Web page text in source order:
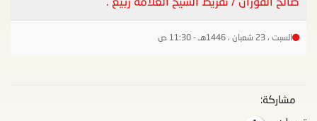
صالح الفوزان / تقريظ الشيخ العلامة ربيع .
السبت ، 23 شعبان ، 1446هـ - 11:30 ص
مشاركة: